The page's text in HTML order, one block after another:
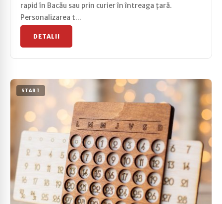
rapid în Bacău sau prin curier în întreaga țară.
Personalizarea t...
DETALII
START